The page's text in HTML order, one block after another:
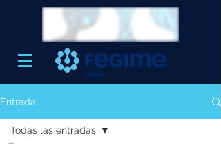
Entrada
Todas las entradas